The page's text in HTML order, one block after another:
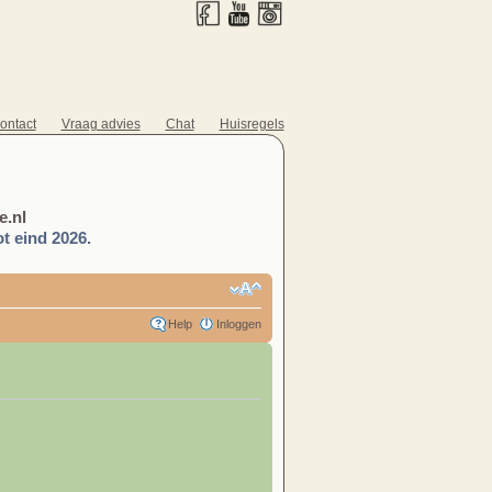
Vraag advies Chat Huisregels
eind 2026.
Help Inloggen